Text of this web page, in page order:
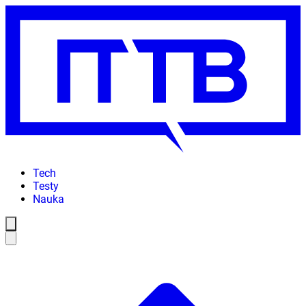
Tech
Testy
Nauka